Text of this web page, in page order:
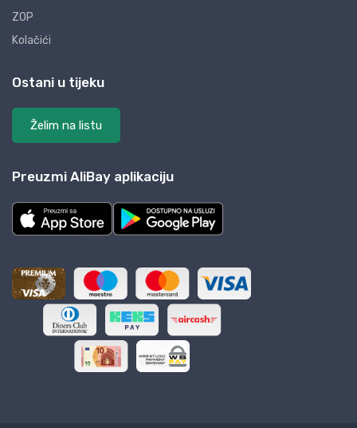
ZOP
Kolačići
Ostani u tijeku
Želim na listu
Preuzmi AliBay aplikaciju